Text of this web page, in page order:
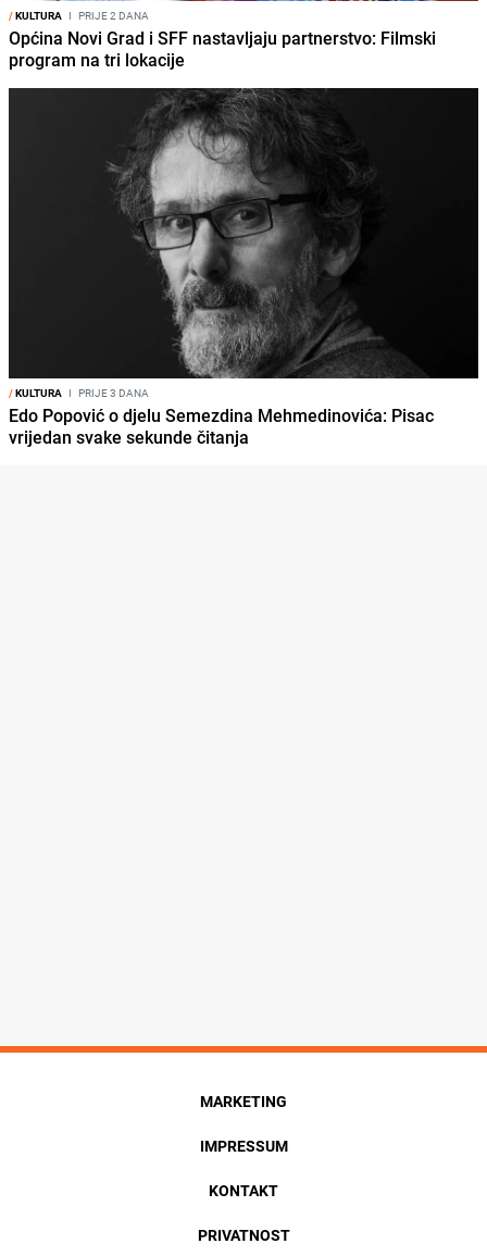
/KULTURA I PRIJE 2 DANA
Općina Novi Grad i SFF nastavljaju partnerstvo: Filmski
program na tri lokacije
/KULTURA I PRIJE 3 DANA
Edo Popović o djelu Semezdina Mehmedinovića: Pisac
vrijedan svake sekunde čitanja
MARKETING
IMPRESSUM
KONTAKT
PRIVATNOST